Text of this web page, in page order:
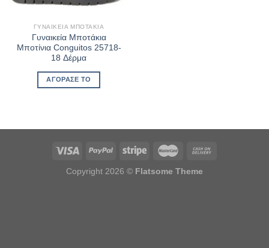
ΓΥΝΑΙΚΕΊΑ ΜΠΟΤΆΚΙΑ
Γυναικεία Μποτάκια
Μποτίνια Conguitos 25718-
18 Δέρμα
ΑΓΌΡΑΣΈ ΤΟ
Copyright 2026 © Flatsome Theme